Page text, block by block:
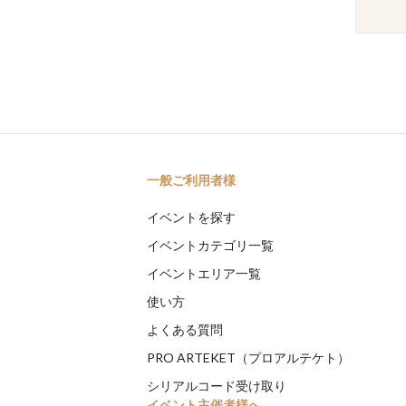
一般ご利用者様
イベントを探す
イベントカテゴリ一覧
イベントエリア一覧
使い方
よくある質問
PRO ARTEKET（プロアルテケト）
シリアルコード受け取り